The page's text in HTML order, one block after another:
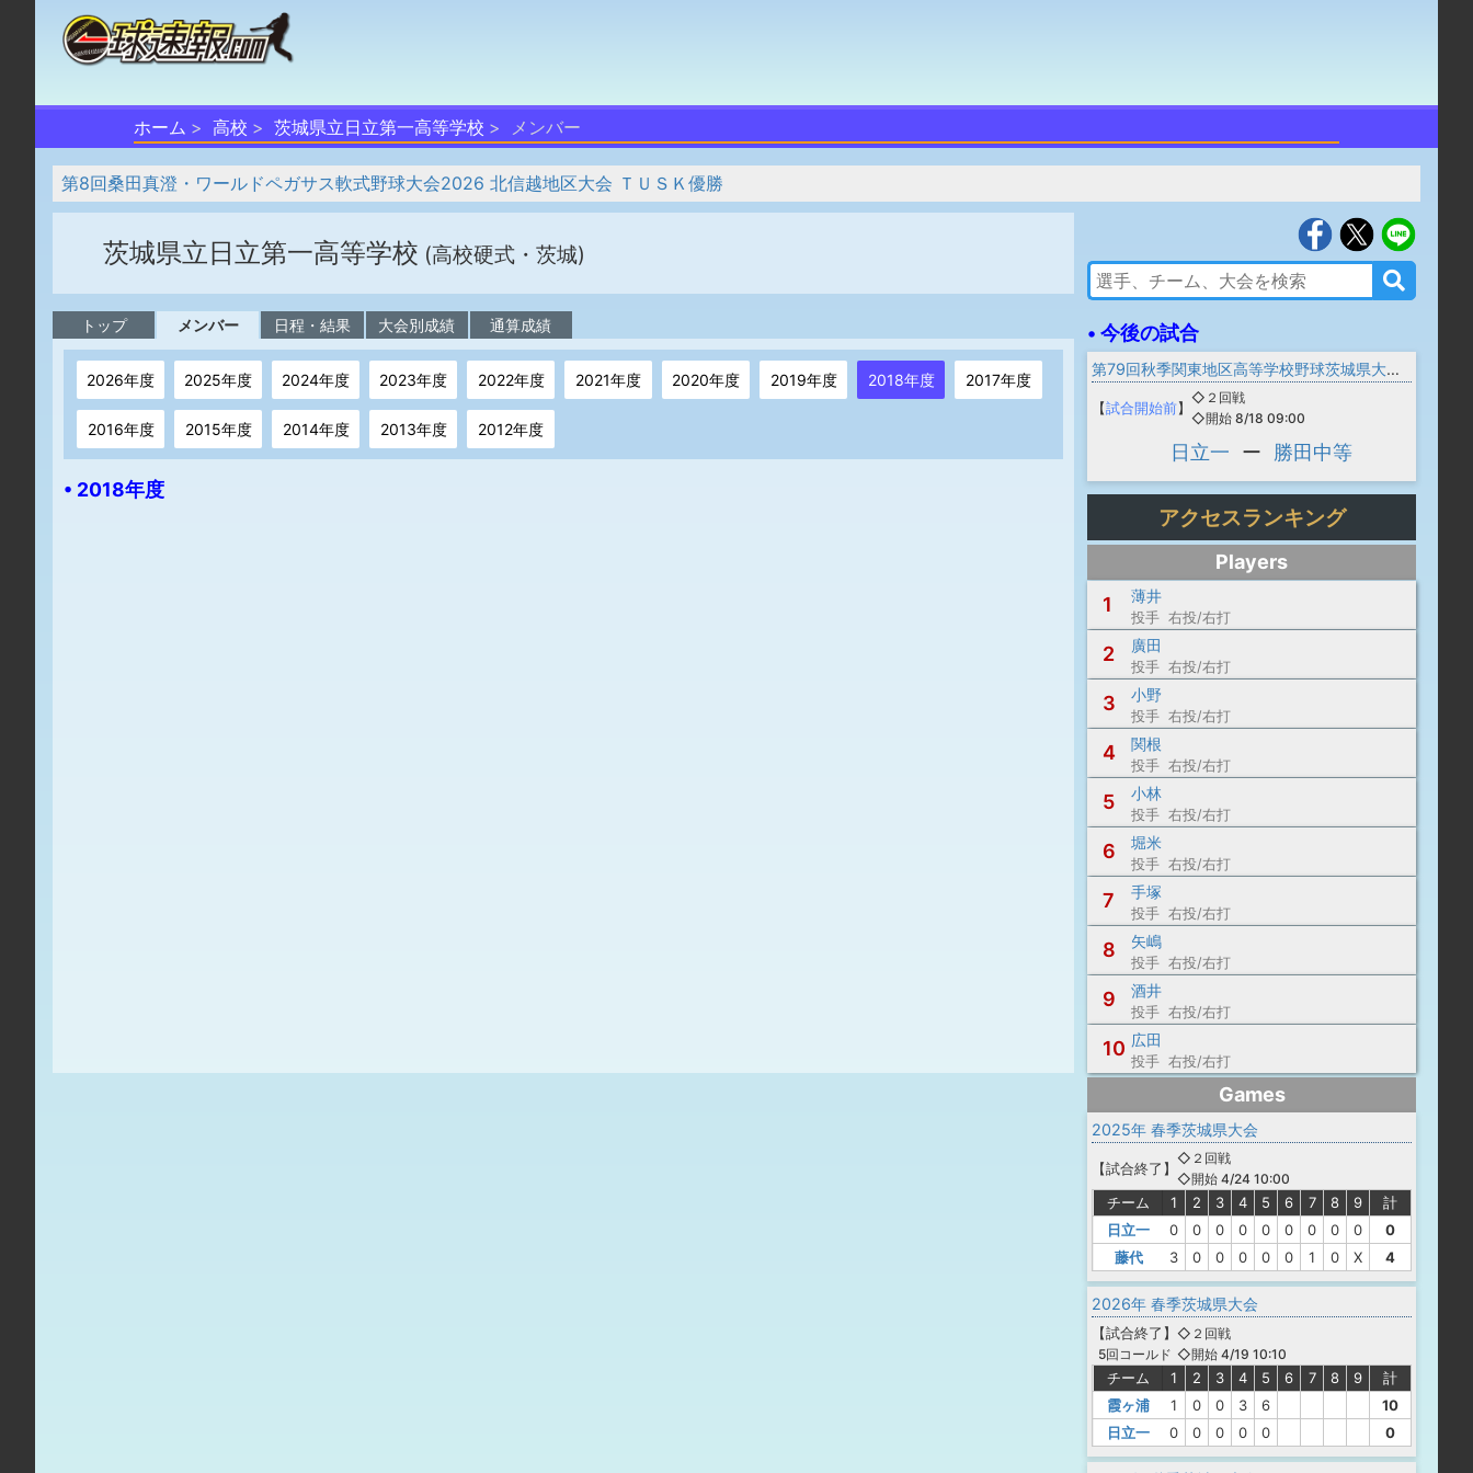
ホーム 高校 茨城県立日立第一高等学校 メンバー
第8回桑田真澄・ワールドペガサス軟式野球大会2026 北信越地区大会 ＴＵＳＫ優勝
茨城県立日立第一高等学校 (高校硬式・茨城)
トップ メンバー 日程・結果 大会別成績 通算成績
2026年度 2025年度 2024年度 2023年度 2022年度 2021年度 2020年度 2019年度 2018年度 2017年度
2016年度 2015年度 2014年度 2013年度 2012年度
• 2018年度
• 今後の試合
第79回秋季関東地区高等学校野球茨城県大会 一次予選
【試合開始前】
◇２回戦
◇開始 8/18 09:00
日立一 ー 勝田中等
アクセスランキング
Players
1
薄井
投手 右投/右打
2 廣田
投手 右投/右打
3 小野
投手 右投/右打
4 関根
投手 右投/右打
5 小林
投手 右投/右打
6 堀米
投手 右投/右打
7 手塚
投手 右投/右打
8 矢嶋
投手 右投/右打
9 酒井
投手 右投/右打
10 広田
投手 右投/右打
Games
2025年 春季茨城県大会
【試合終了 】
◇２回戦
◇開始 4/24 10:00
チーム 1 2 3 4 5 6 7 8 9
計
日立一
0 0 0 0 0 0 0 0 0
0
藤代
3 0 0 0 0 0 1 0 X 4
2026年 春季茨城県大会
【試合終了 】
5回コールド
◇２回戦
◇開始 4/19 10:10
チーム 1 2 3 4 5 6 7 8 9
計
霞ヶ浦
1 0 0 3 6
10
日立一
0 0 0 0 0 0